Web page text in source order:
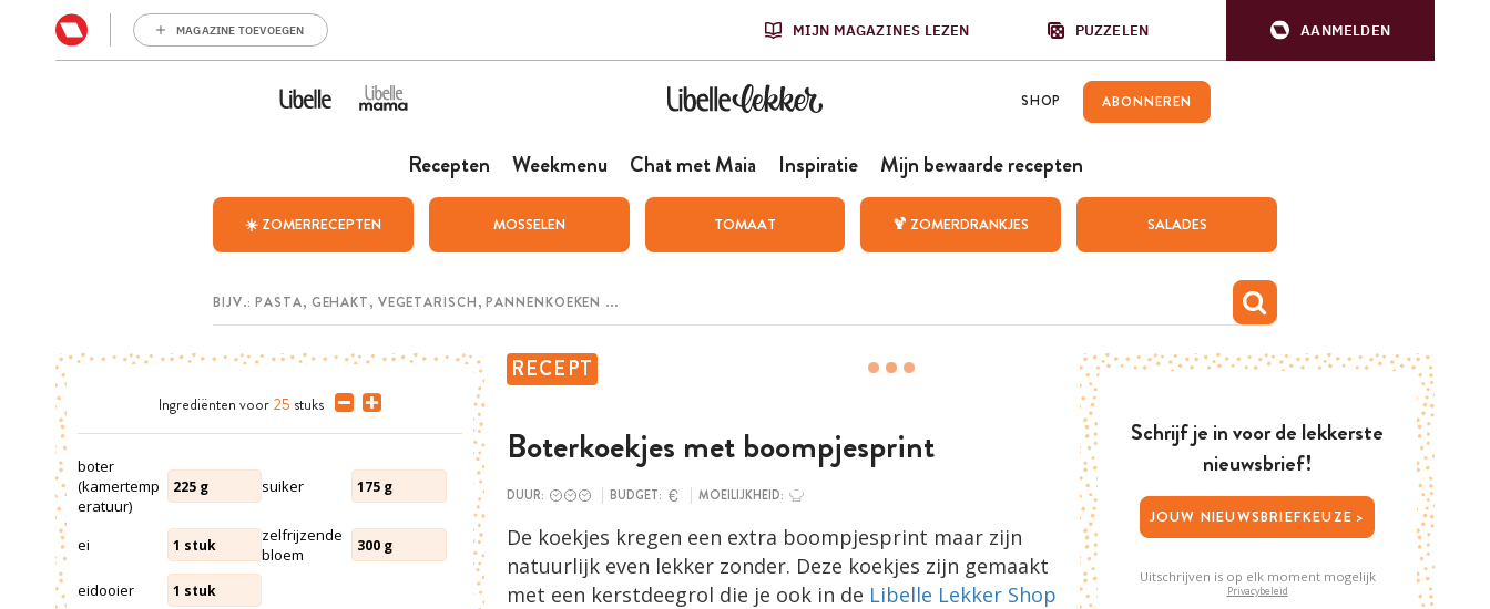
MAGAZINE TOEVOEGEN MIJN MAGAZINES LEZEN PUZZELEN AANMELDEN
SHOP ABONNEREN
Recepten Weekmenu Chat met Maia Inspiratie Mijn bewaarde recepten
☀️ ZOMERRECEPTEN MOSSELEN TOMAAT 🍹 ZOMERDRANKJES SALADES
RECEPT
Boterkoekjes met boompjesprint
DUUR: BUDGET: MOEILIJKHEID:
De koekjes kregen een extra boompjesprint maar zijn
natuurlijk even lekker zonder. Deze koekjes zijn gemaakt
met een kerstdeegrol die je ook in de Libelle Lekker Shop
Ingrediënten voor 25 stuks
boter
(kamertemp
eratuur)
225 g suiker 175 g
ei 1 stuk
zelfrijzende
bloem
300 g
eidooier 1 stuk
Schrijf je in voor de lekkerste
nieuwsbrief!
JOUW NIEUWSBRIEFKEUZE >
Uitschrijven is op elk moment mogelijk
Privacybeleid